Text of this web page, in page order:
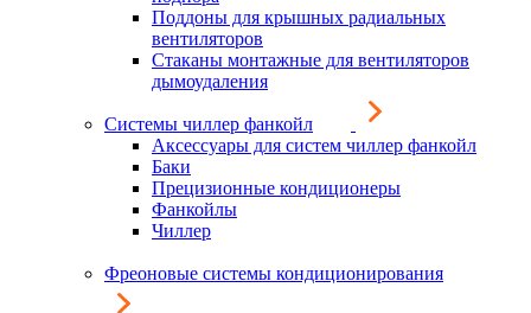
Поддоны для крышных радиальных
вентиляторов
Стаканы монтажные для вентиляторов
дымоудаления
Системы чиллер фанкойл
Аксессуары для систем чиллер фанкойл
Баки
Прецизионные кондиционеры
Фанкойлы
Чиллер
Фреоновые системы кондиционирования